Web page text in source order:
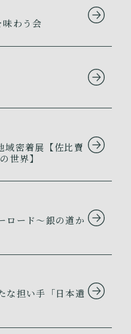
わう会
域密着展【佐比賣
世界】
ロード～銀の道か
な担い手「日本遺